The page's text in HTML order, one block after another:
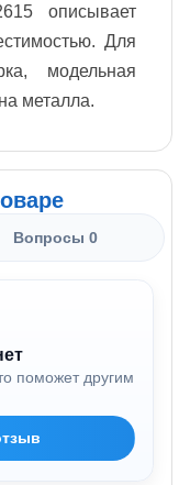
описывает
Для
модельная
металла.
Вопросы 0
поможет другим